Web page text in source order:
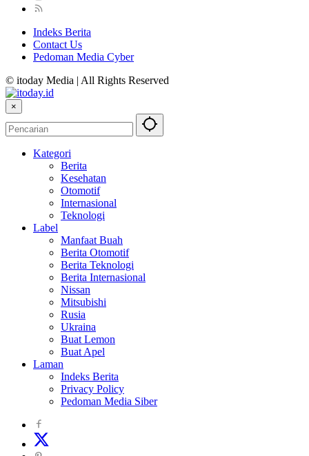
Indeks Berita
Contact Us
Pedoman Media Cyber
© itoday Media | All Rights Reserved
×
Kategori
Berita
Kesehatan
Otomotif
Internasional
Teknologi
Label
Manfaat Buah
Berita Otomotif
Berita Teknologi
Berita Internasional
Nissan
Mitsubishi
Rusia
Ukraina
Buat Lemon
Buat Apel
Laman
Indeks Berita
Privacy Policy
Pedoman Media Siber